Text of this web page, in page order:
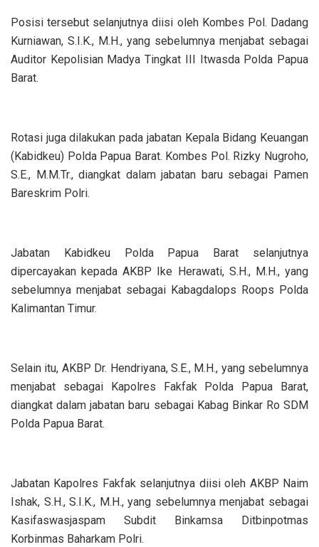
‎Posisi tersebut selanjutnya diisi oleh Kombes Pol. Dadang
Kurniawan, S.I.K., M.H., yang sebelumnya menjabat sebagai
Auditor Kepolisian Madya Tingkat III Itwasda Polda Papua
Barat.
‎Rotasi juga dilakukan pada jabatan Kepala Bidang Keuangan
(Kabidkeu) Polda Papua Barat. Kombes Pol. Rizky Nugroho,
S.E., M.M.Tr., diangkat dalam jabatan baru sebagai Pamen
Bareskrim Polri.
‎Jabatan Kabidkeu Polda Papua Barat selanjutnya
dipercayakan kepada AKBP Ike Herawati, S.H., M.H., yang
sebelumnya menjabat sebagai Kabagdalops Roops Polda
Kalimantan Timur.
‎Selain itu, AKBP Dr. Hendriyana, S.E., M.H., yang sebelumnya
menjabat sebagai Kapolres Fakfak Polda Papua Barat,
diangkat dalam jabatan baru sebagai Kabag Binkar Ro SDM
Polda Papua Barat.
‎Jabatan Kapolres Fakfak selanjutnya diisi oleh AKBP Naim
Ishak, S.H., S.I.K., M.H., yang sebelumnya menjabat sebagai
Kasifaswasjaspam Subdit Binkamsa Ditbinpotmas
Korbinmas Baharkam Polri.